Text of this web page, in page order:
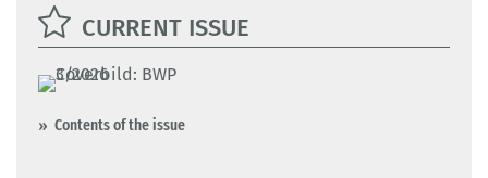
CURRENT ISSUE
Contents of the issue